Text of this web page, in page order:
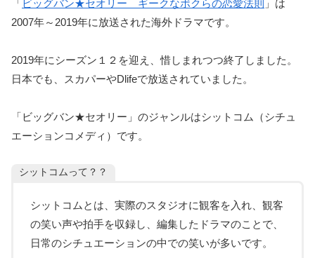
「ビッグバン★セオリー ギークなボクらの恋愛法則 」は
2007年～2019年に放送された海外ドラマです。
2019年にシーズン１２を迎え、惜しまれつつ終了しました。
日本でも、スカパーやDlifeで放送されていました。
「ビッグバン★セオリー」のジャンルはシットコム（シチュ
エーションコメディ）です。
シットコムって？？
シットコムとは、実際のスタジオに観客を入れ、観客
の笑い声や拍手を収録し、編集したドラマのことで、
日常のシチュエーションの中での笑いが多いです。